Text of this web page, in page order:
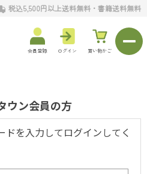
税込5,500円以上送料無料・書籍送料無料
会員登録 ログイン 買い物かご
ウン会員の方
ドを入力してログインしてく